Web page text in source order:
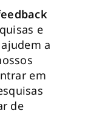
e
a
em
de